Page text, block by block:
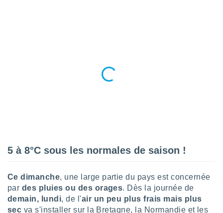
ainsi
la
du
5 à 8°C sous les normales de saison !
Ce dimanche, une large partie du pays est concernée
par des pluies ou des orages. Dès la journée de
demain, lundi, de l'air un peu plus frais mais plus
sec va s'installer sur la Bretagne, la Normandie et les